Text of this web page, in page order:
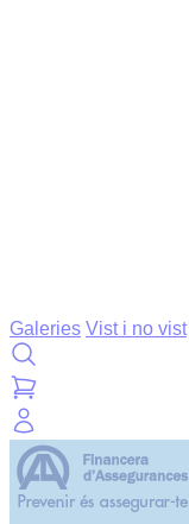
Galeries Vist i no vist